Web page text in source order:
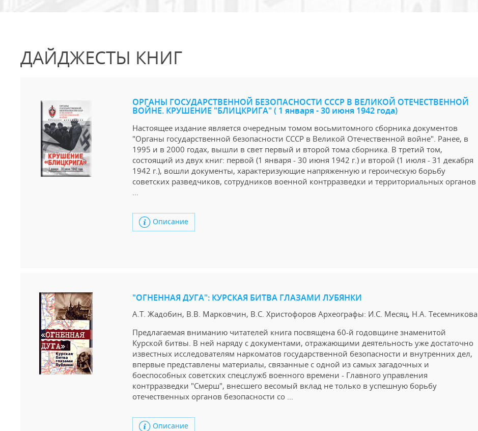
ДАЙДЖЕСТЫ КНИГ
ОРГАНЫ ГОСУДАРСТВЕННОЙ БЕЗОПАСНОСТИ СССР В ВЕЛИКОЙ ОТЕЧЕСТВЕННОЙ
ВОЙНЕ. КРУШЕНИЕ "БЛИЦКРИГА" ( 1 января - 30 июня 1942 года)
Настоящее издание является очередным томом восьмитомного сборника документов
"Органы государственной безопасности СССР в Великой Отечественной войне". Ранее, в
1995 и в 2000 годах, вышли в свет первый и второй тома сборника. В третий том,
состоящий из двух книг: первой (1 января - 30 июня 1942 г.) и второй (1 июля - 31 декабря
1942 г.), вошли документы, характеризующие напряженную и героическую борьбу
советских разведчиков, сотрудников военной контрразведки и территориальных органов
…
Описание
"ОГНЕННАЯ ДУГА": КУРСКАЯ БИТВА ГЛАЗАМИ ЛУБЯНКИ
А.Т. Жадобин, В.В. Марковчин, B.C. Христофоров Археографы: И.С. Месяц, Н.А. Тесемникова
Предлагаемая вниманию читателей книга посвящена 60-й годовщине знаменитой
Курской битвы. В ней наряду с документами, отражающими деятельность уже достаточно
известных исследователям наркоматов государственной безопасности и внутренних дел,
впервые представлены материалы, связанные с одной из самых загадочных и
боеспособных советских спецслужб военного времени - Главного управления
контрразведки "Смерш", внесшего весомый вклад не только в успешную борьбу
отечественных органов безопасности со …
Описание